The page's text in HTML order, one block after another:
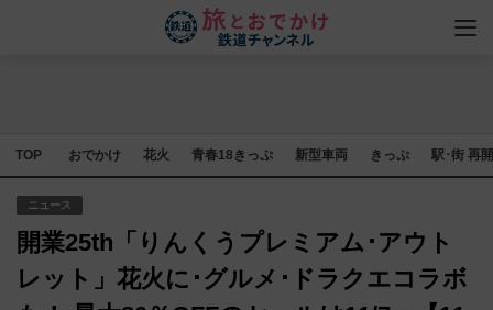
TOP おでかけ 花火 青春18きっぷ 新型車両 きっぷ 駅･街 再
ニュース
開業25th「りんくうプレミアム･アウト
レット」花火に･グルメ･ドラクエコラボ